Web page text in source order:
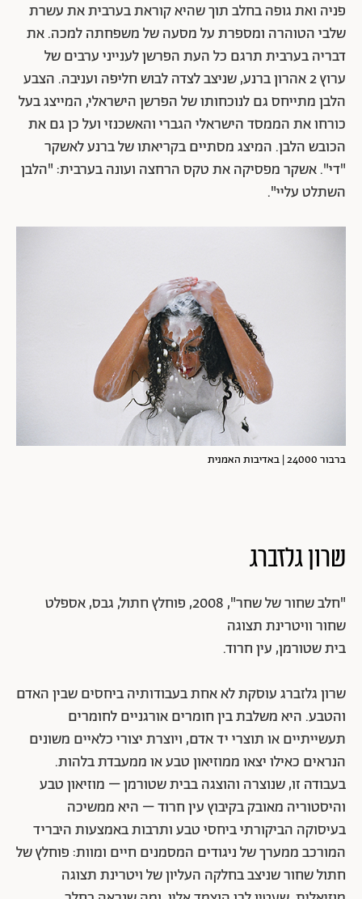
המיצג "ברבור 24000", החוקר את הצבע הלבן כייצוג של
ניקיון וטוהר אך גם של דומיננטיות פוליטית, שואב את שמו
משכונת מגוריה של האמנית אניסה אשקר בעכו, השכונה
הערבית המוזנחת "ברבור" (מיקוד 24000). במיצג המתבסס
על טהרת הצבע הלבן בנתה האמנית 13 אוהלים מבד מגבת
לבן, אחד עבור כל אחד מבני משפחתה, וכתבה על קיר
הגלריה בלבן על גבי לבן את עשרת שלבי הטוהרה על פי
האסלאם. בתחילת המיצג נראתה האמנית, לבושה בשמלה
לבנה, כשהיא מוחקת את הכתב הלבן מהקיר בתנועות גוף
דבריה בערבית תרגם כל העת הפרשן לענייני ערבים של
ערוץ 2 אהרון ברנע, שניצב לצדה לבוש חליפה ועניבה. הצבע
הלבן מתייחס גם לנוכחותו של הפרשן הישראלי, המייצג בעל
כורחו את הממסד הישראלי הגברי והאשכנזי ועל כן גם את
הכובש הלבן. המיצג מסתיים בקריאתו של ברנע לאשקר
"די". אשקר מפסיקה את טקס הרחצה ועונה בערבית: "הלבן
ברבור 24000 | באדיבות האמנית
שרון גלזברג
"חלב שחור של שחר", 2008, פוחלץ חתול, גבס, אספלט
שחור וויטרינת תצוגה
בית שטורמן, עין חרוד.